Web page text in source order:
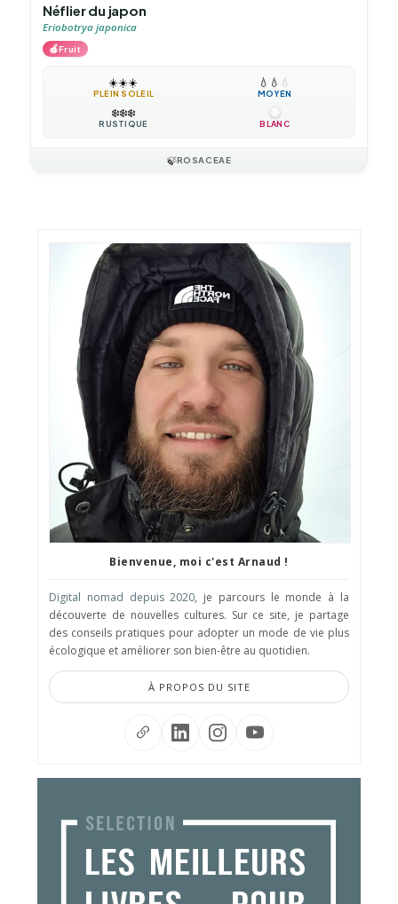
Néflier du japon
Eriobotrya japonica
🍎Fruit
☀️☀️☀️
PLEIN SOLEIL
💧 💧 💧
MOYEN
❄️❄️❄️
RUSTIQUE BLANC
🍃ROSACEAE
Bienvenue, moi c'est Arnaud !
Digital nomad depuis 2020, je parcours le monde à la
découverte de nouvelles cultures. Sur ce site, je partage
des conseils pratiques pour adopter un mode de vie plus
écologique et améliorer son bien-être au quotidien.
À PROPOS DU SITE